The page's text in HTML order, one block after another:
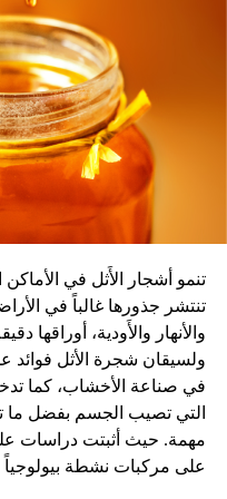
المصدر: سكاي نيوز
تنمو أشجار الأَثل في الأماكن
تنتشر جذورها غالباً في
والأنهار والأَودية، أوراقها
ولسيقان شجرة الأثل فوائد
في صناعة الأخشاب، كما
التي تصيب الجسم بفضل ما
مهمة. حيث أثبتت دراسات
على مركبات نشطة